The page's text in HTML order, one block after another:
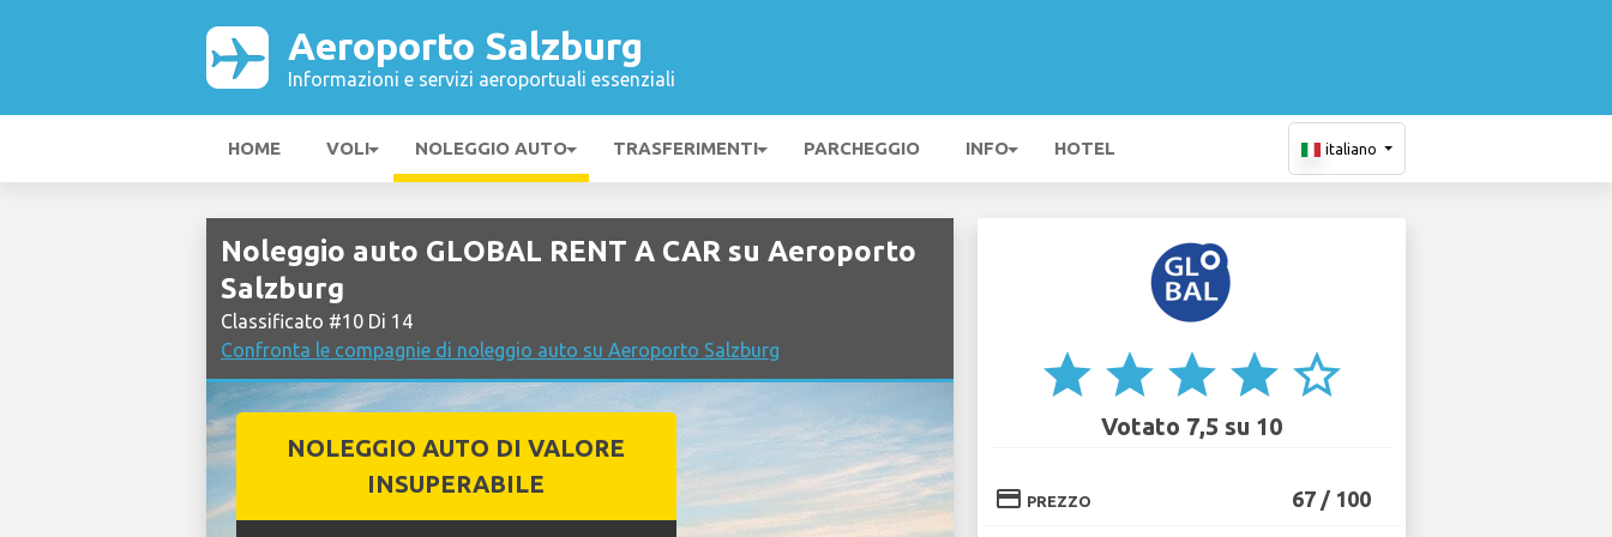
Aeroporto Salzburg
Informazioni e servizi aeroportuali essenziali
HOME VOLI NOLEGGIO AUTO TRASFERIMENTI PARCHEGGIO INFO HOTEL italiano
Noleggio auto GLOBAL RENT A CAR su Aeroporto
Salzburg
Classificato #10 Di 14
Confronta le compagnie di noleggio auto su Aeroporto Salzburg
NOLEGGIO AUTO DI VALORE
INSUPERABILE
star star star star star_border
Votato 7,5 su 10
credit_card PREZZO 67 / 100